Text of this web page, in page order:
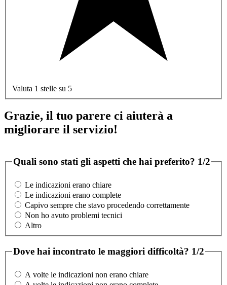
Valuta 1 stelle su 5
Grazie, il tuo parere ci aiuterà a
migliorare il servizio!
Quali sono stati gli aspetti che hai preferito? 1/2
Le indicazioni erano chiare
Le indicazioni erano complete
Capivo sempre che stavo procedendo correttamente
Non ho avuto problemi tecnici
Altro
Dove hai incontrato le maggiori difficoltà? 1/2
A volte le indicazioni non erano chiare